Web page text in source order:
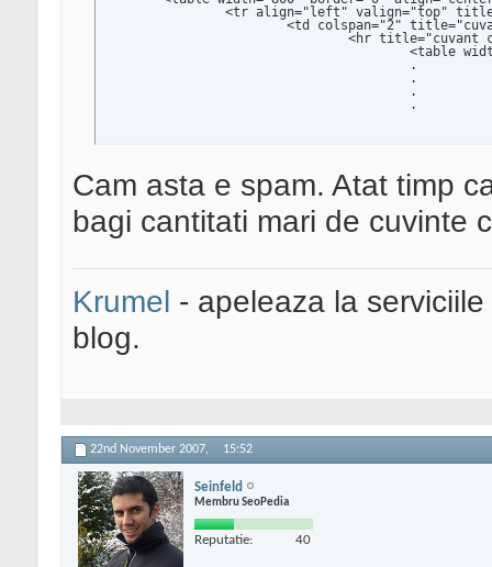
					.
Cam asta e spam. Atat timp
bagi cantitati mari de cuvinte
Krumel - apeleaza la
blog.
22nd November 2007, 15:52
Seinfeld
Membru SeoPedia
Reputatie: 40